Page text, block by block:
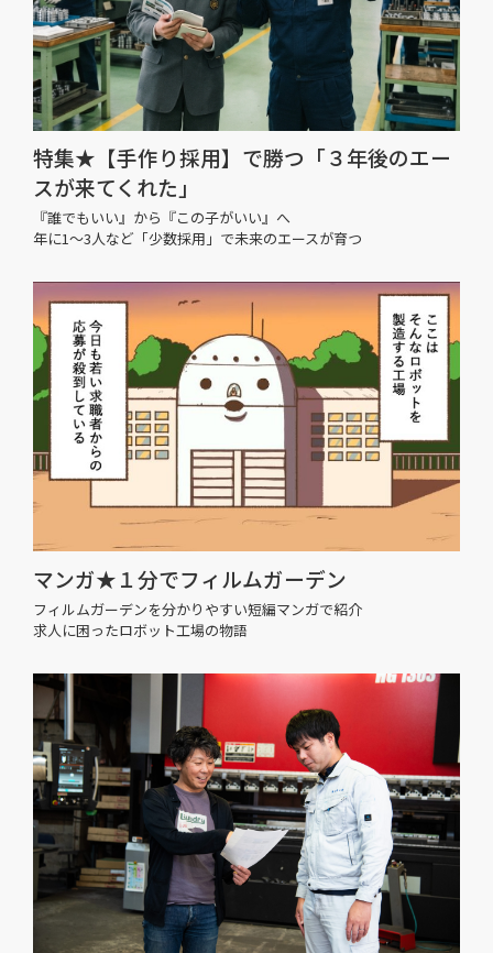
特集★【手作り採用】で勝つ「３年後のエー
スが来てくれた」
『誰でもいい』から『この子がいい』へ
年に1〜3人など「少数採用」で未来のエースが育つ
マンガ★１分でフィルムガーデン
フィルムガーデンを分かりやすい短編マンガで紹介
求人に困ったロボット工場の物語